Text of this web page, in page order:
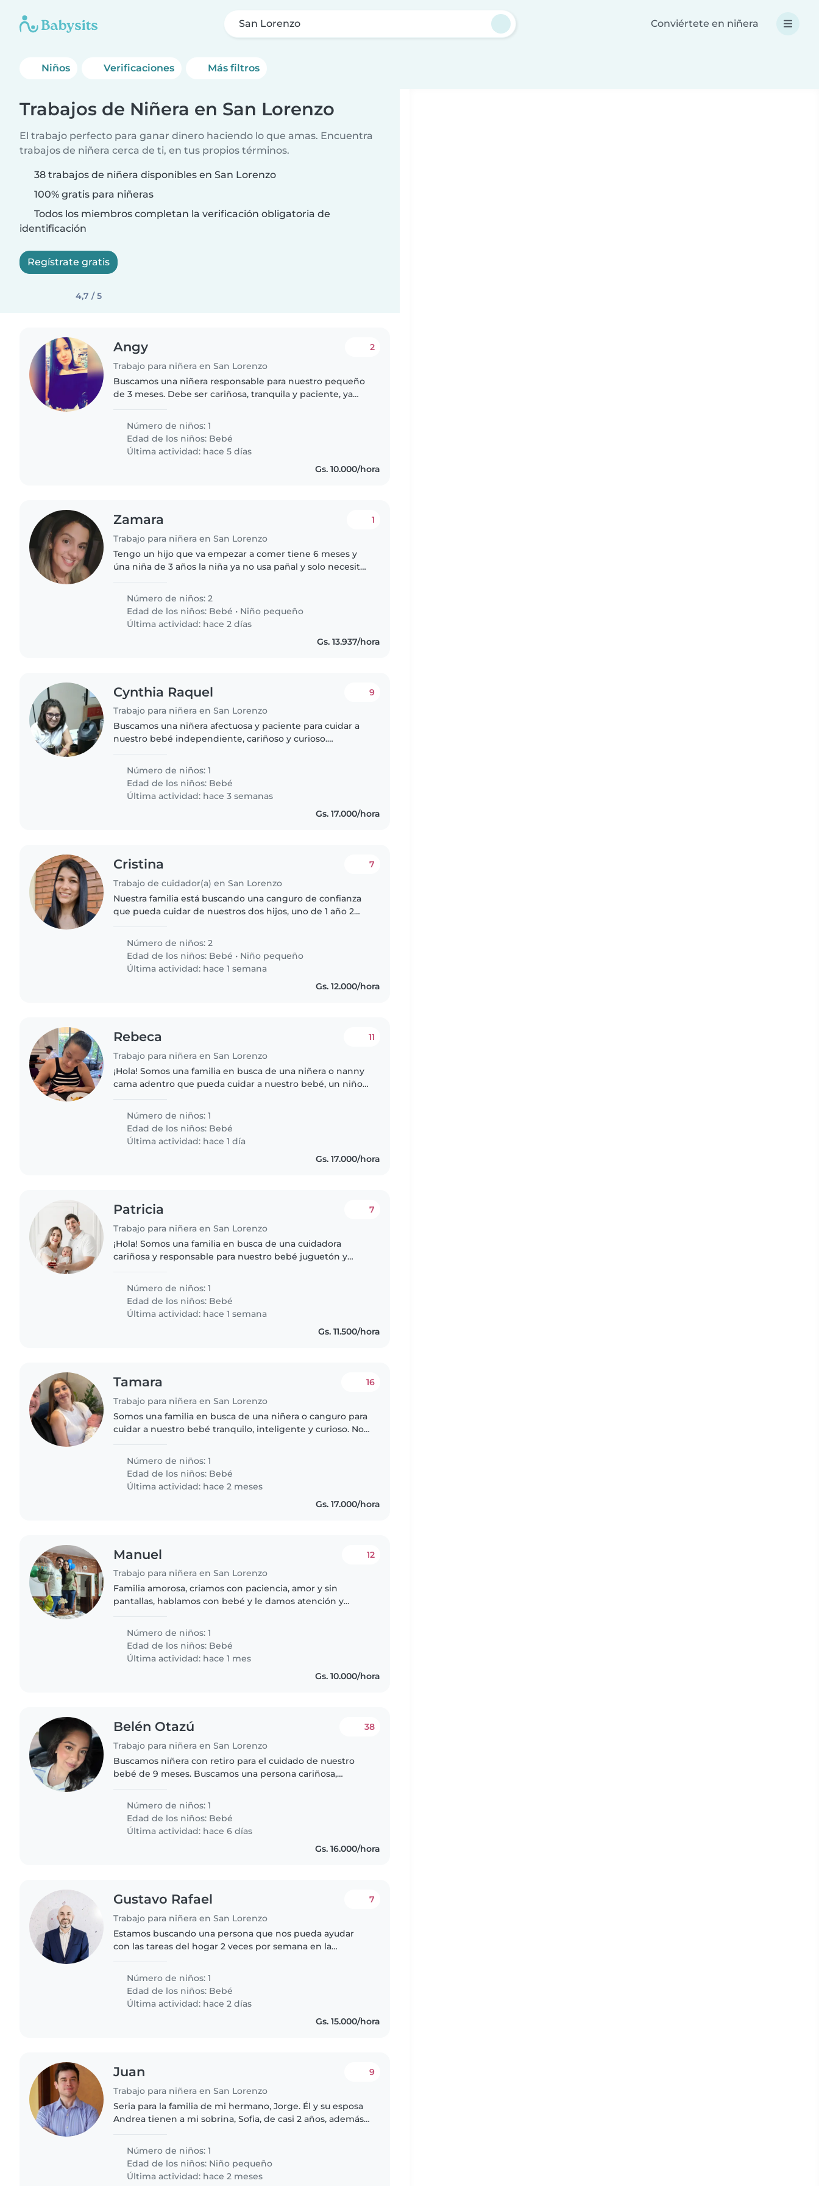
San Lorenzo Conviértete en niñera
Niños Verificaciones Más filtros
Trabajos de Niñera en San Lorenzo
El trabajo perfecto para ganar dinero haciendo lo que amas. Encuentra
trabajos de niñera cerca de ti, en tus propios términos.
38 trabajos de niñera disponibles en San Lorenzo
100% gratis para niñeras
Todos los miembros completan la verificación obligatoria de
identificación
Regístrate gratis
4,7 / 5
Angy
Trabajo para niñera en San Lorenzo
2
Buscamos una niñera responsable para nuestro pequeño
de 3 meses. Debe ser cariñosa, tranquila y paciente, ya
pueda preparar..
Número de niños: 1
Edad de los niños: Bebé
Última actividad: hace 5 días
Gs. 10.000/hora
Zamara
Trabajo para niñera en San Lorenzo
1
Tengo un hijo que va empezar a comer tiene 6 meses y
úna niña de 3 años la niña ya no usa pañal y solo necesitó
Número de niños: 2
Edad de los niños: Bebé • Niño pequeño
Última actividad: hace 2 días
Gs. 13.937/hora
Cynthia Raquel
Trabajo para niñera en San Lorenzo
9
Buscamos una niñera afectuosa y paciente para cuidar a
nuestro bebé independiente, cariñoso y curioso.
y pueda preparar comidas..
Número de niños: 1
Edad de los niños: Bebé
Última actividad: hace 3 semanas
Gs. 17.000/hora
Cristina
Trabajo de cuidador(a) en San Lorenzo
7
Nuestra familia está buscando una canguro de confianza
que pueda cuidar de nuestros dos hijos, uno de 1 año 2
canguro que..
Número de niños: 2
Edad de los niños: Bebé • Niño pequeño
Última actividad: hace 1 semana
Gs. 12.000/hora
Rebeca
Trabajo para niñera en San Lorenzo
11
¡Hola! Somos una familia en busca de una niñera o nanny
cama adentro que pueda cuidar a nuestro bebé, un niño/a
con mascotas,..
Número de niños: 1
Edad de los niños: Bebé
Última actividad: hace 1 día
Gs. 17.000/hora
Patricia
Trabajo para niñera en San Lorenzo
7
¡Hola! Somos una familia en busca de una cuidadora
cariñosa y responsable para nuestro bebé juguetón y
labores relacionadas al bebé...
Número de niños: 1
Edad de los niños: Bebé
Última actividad: hace 1 semana
Gs. 11.500/hora
Tamara
Trabajo para niñera en San Lorenzo
16
Somos una familia en busca de una niñera o canguro para
cuidar a nuestro bebé tranquilo, inteligente y curioso. Nos
Número de niños: 1
Edad de los niños: Bebé
Última actividad: hace 2 meses
Gs. 17.000/hora
Manuel
Trabajo para niñera en San Lorenzo
12
Familia amorosa, criamos con paciencia, amor y sin
pantallas, hablamos con bebé y le damos atención y
mientras mamá trabaja y pueda..
Número de niños: 1
Edad de los niños: Bebé
Última actividad: hace 1 mes
Gs. 10.000/hora
Belén Otazú
Trabajo para niñera en San Lorenzo
38
Buscamos niñera con retiro para el cuidado de nuestro
bebé de 9 meses. Buscamos una persona cariñosa,
cuidados que manejamos con..
Número de niños: 1
Edad de los niños: Bebé
Última actividad: hace 6 días
Gs. 16.000/hora
Gustavo Rafael
Trabajo para niñera en San Lorenzo
7
Estamos buscando una persona que nos pueda ayudar
con las tareas del hogar 2 veces por semana en la
Número de niños: 1
Edad de los niños: Bebé
Última actividad: hace 2 días
Gs. 15.000/hora
Juan
Trabajo para niñera en San Lorenzo
9
Seria para la familia de mi hermano, Jorge. Él y su esposa
Andrea tienen a mi sobrina, Sofia, de casi 2 años, además
Número de niños: 1
Edad de los niños: Niño pequeño
Última actividad: hace 2 meses